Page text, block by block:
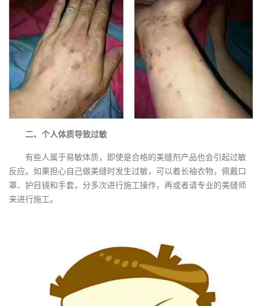
二、个人体质导致过敏
有些人属于易敏体质，即使是合格的美缝剂产品也会引起过敏
反应。如果担心自己做美缝时发生过敏，可以着长袖衣物，佩戴口
罩、护目镜和手套，分多次进行施工操作，再或者请专业的美缝师
来进行施工。